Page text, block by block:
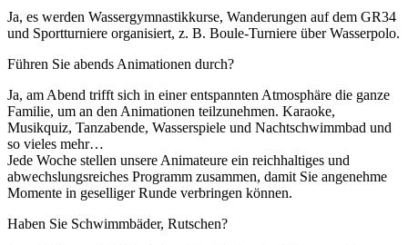
Ja, es werden Wassergymnastikkurse, Wanderungen auf dem GR34
und Sportturniere organisiert, z. B. Boule-Turniere über Wasserpolo.
Führen Sie abends Animationen durch?
Ja, am Abend trifft sich in einer entspannten Atmosphäre die ganze
Familie, um an den Animationen teilzunehmen. Karaoke,
Musikquiz, Tanzabende, Wasserspiele und Nachtschwimmbad und
so vieles mehr…
Jede Woche stellen unsere Animateure ein reichhaltiges und
abwechslungsreiches Programm zusammen, damit Sie angenehme
Momente in geselliger Runde verbringen können.
Haben Sie Schwimmbäder, Rutschen?